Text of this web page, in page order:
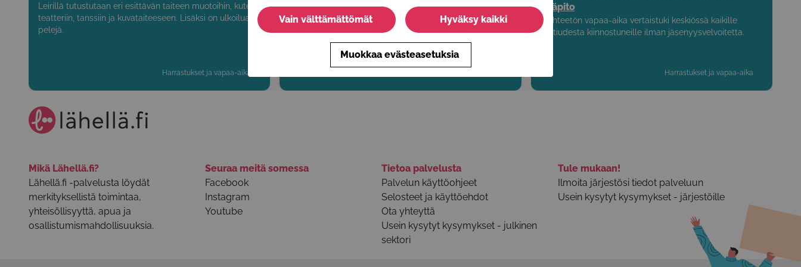
Leirillä tutustutaan eri esittävän taiteen muotoihin, kuten
teatteriin, tanssiin ja kuvataiteeseen. Lisäksi on ulkoilua ja
pelejä.
Harrastukset ja vapaa-aika
Nuorten palvelut järjestävät päiväleirejä loma-aikoina.
Leirit pidetään Vokkolan alueella nuorisotilalla ja sen
ylläpito
Päihteetön vapaa-aika vertaistuki keskiössä kaikille
raittiudesta kiinnostuneille ilman jäsenyysvelvoitetta.
Harrastukset ja vapaa-aika
Mikä Lähellä.fi?
Lähellä.fi -palvelusta löydät
merkityksellistä toimintaa,
yhteisöllisyyttä, apua ja
osallistumismahdollisuuksia.
Seuraa meitä somessa
Facebook
Instagram
Youtube
Tietoa palvelusta
Palvelun käyttöohjeet
Selosteet ja käyttöehdot
Ota yhteyttä
Usein kysytyt kysymykset - julkinen
sektori
Tule mukaan!
Ilmoita järjestösi tiedot palveluun
Usein kysytyt kysymykset - järjestöille
Vain välttämättömät Hyväksy kaikki
Muokkaa evästeasetuksia